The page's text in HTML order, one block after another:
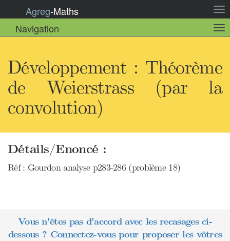
la
Agreg-Maths
Navigation
la
Développement : Théorème
de Weierstrass (par la
convolution)
Détails/Enoncé :
Réf : Gourdon analyse p283-286 (problème 18)
Vous n'êtes pas d'accord avec les recasages ci-
dessous ? Connectez-vous pour proposer les vôtres